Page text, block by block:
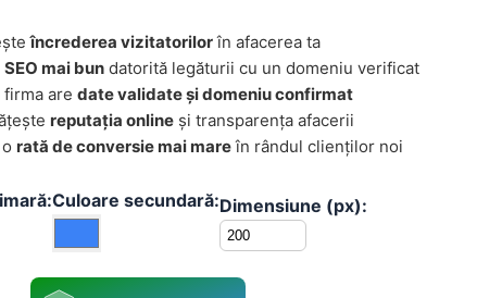
încrederea vizitatorilorîn afacerea ta
SEO mai bun datorită legăturii cu un domeniu verificat
firma are date validate și domeniu confirmat
reputația online și transparența afacerii
rată de conversie mai mareîn rândul clienților noi
Culoare secundară:Dimensiune (px):